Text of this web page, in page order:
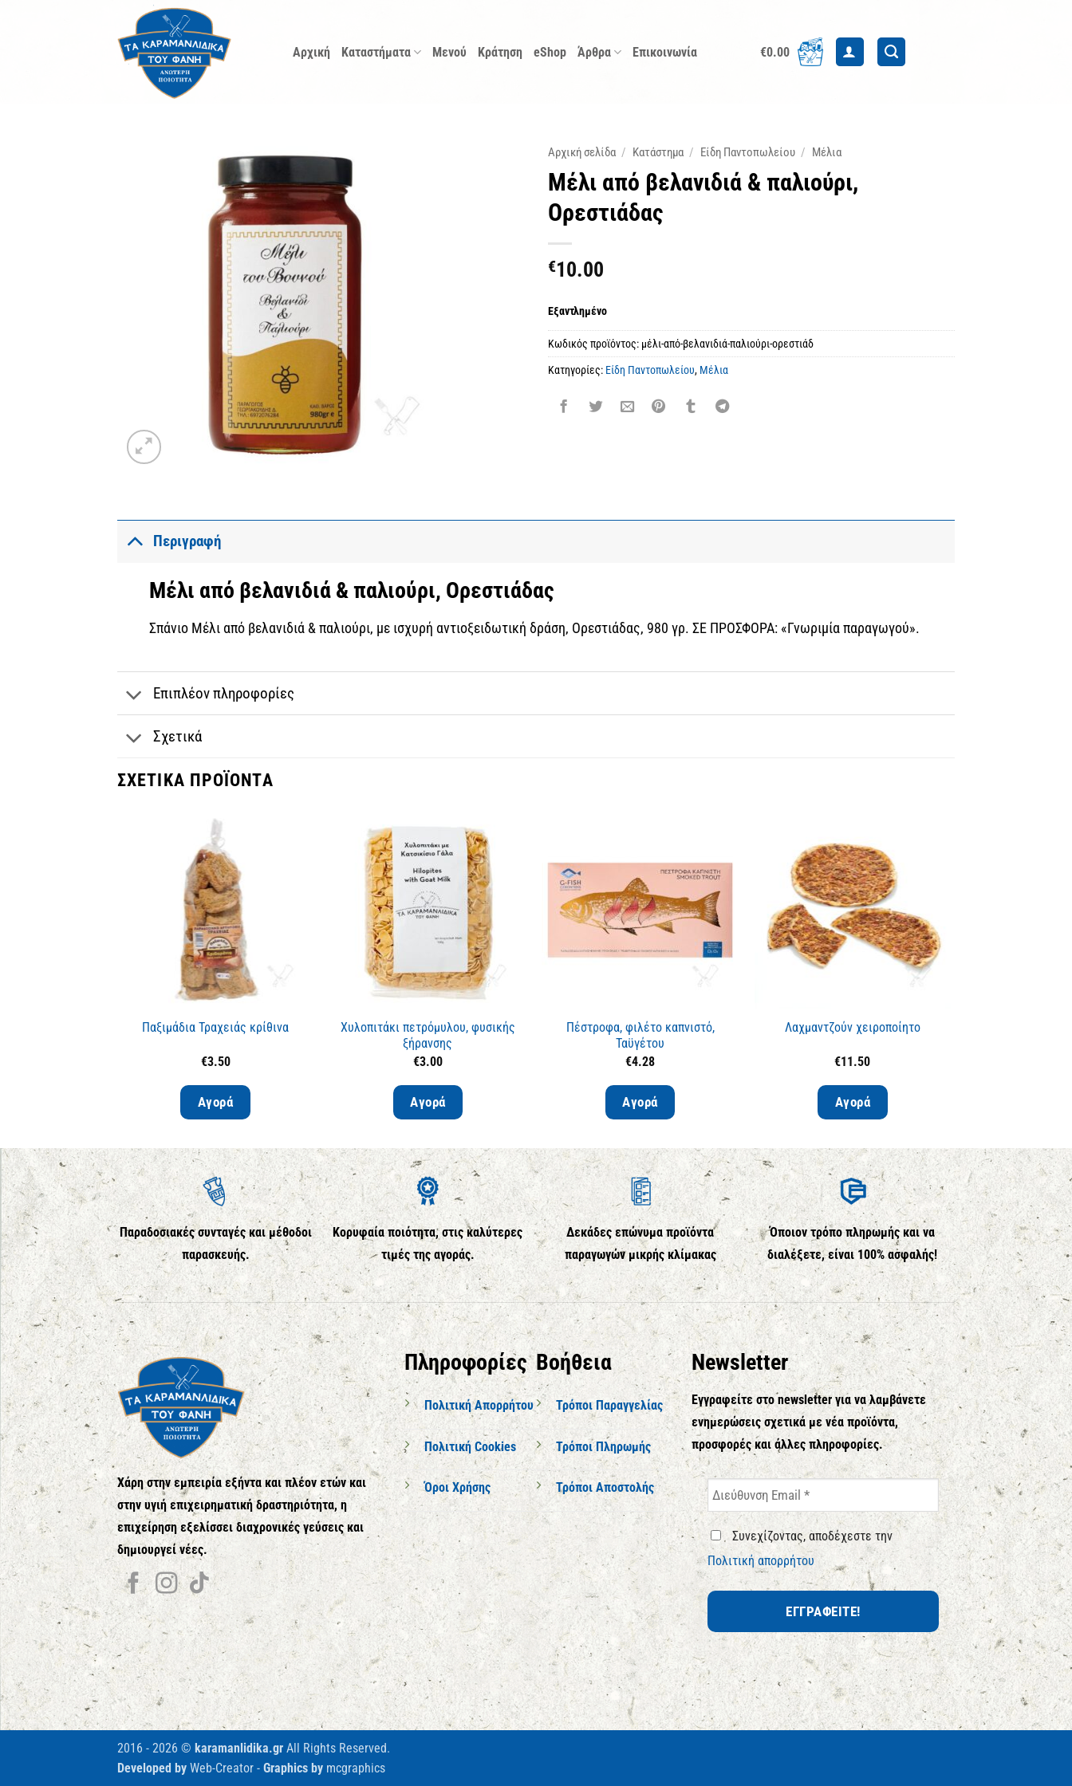
Αρχική Καταστήματα Μενού Κράτηση eShop Άρθρα Επικοινωνία €0.00
Αρχική σελίδα / Κατάστημα / Είδη Παντοπωλείου / Μέλια
Μέλι από βελανιδιά & παλιούρι,
Ορεστιάδας
€10.00
Εξαντλημένο
Κωδικός προϊόντος: μέλι-από-βελανιδιά-παλιούρι-ορεστιάδ
Κατηγορίες: Είδη Παντοπωλείου, Μέλια
Περιγραφή
Μέλι από βελανιδιά & παλιούρι, Ορεστιάδας
Σπάνιο Μέλι από βελανιδιά & παλιούρι, με ισχυρή αντιοξειδωτική δράση, Ορεστιάδας, 980 γρ. ΣΕ ΠΡΟΣΦΟΡΑ: «Γνωριμία παραγωγού».
Επιπλέον πληροφορίες
Σχετικά
ΣΧΕΤΙΚΆ ΠΡΟΪΌΝΤΑ
Παξιμάδια Τραχειάς κρίθινα
€3.50
Αγορά
Χυλοπιτάκι πετρόμυλου, φυσικής
ξήρανσης
€3.00
Αγορά
Πέστροφα, φιλέτο καπνιστό,
Ταϋγέτου
€4.28
Αγορά
Λαχμαντζούν χειροποίητο
€11.50
Αγορά
Παραδοσιακές συνταγές και μέθοδοι
παρασκευής.
Κορυφαία ποιότητα, στις καλύτερες
τιμές της αγοράς.
Δεκάδες επώνυμα προϊόντα
παραγωγών μικρής κλίμακας
Όποιον τρόπο πληρωμής και να
διαλέξετε, είναι 100% ασφαλής!
Χάρη στην εμπειρία εξήντα και πλέον ετών και
στην υγιή επιχειρηματική δραστηριότητα, η
επιχείρηση εξελίσσει διαχρονικές γεύσεις και
δημιουργεί νέες.
Πληροφορίες
Πολιτική Απορρήτου
Πολιτική Cookies
Όροι Χρήσης
Βοήθεια
Τρόποι Παραγγελίας
Τρόποι Πληρωμής
Τρόποι Αποστολής
Newsletter
Εγγραφείτε στο newsletter για να λαμβάνετε
ενημερώσεις σχετικά με νέα προϊόντα,
προσφορές και άλλες πληροφορίες.
Συνεχίζοντας, αποδέχεστε την
Πολιτική απορρήτου
2016 - 2026 © karamanlidika.gr All Rights Reserved.
Developed by Web-Creator - Graphics by mcgraphics